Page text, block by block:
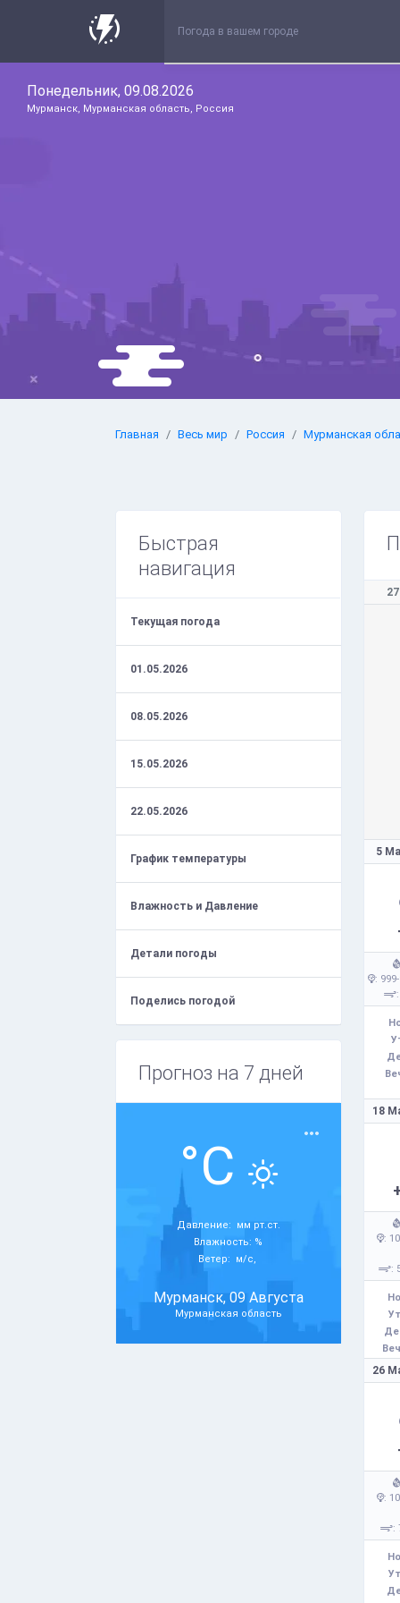
Понедельник, 09.08.2026
Мурманск, Мурманская область, Россия
Главная Весь мир Россия Мурманская
Быстрая
навигация
Текущая погода
01.05.2026
08.05.2026
15.05.2026
22.05.2026
График температуры
Влажность и Давление
Детали погоды
Поделись погодой
Прогноз на 7 дней
°C
Давление: мм рт.ст.
Влажность: %
Ветер: м/с,
Мурманск, 09 Августа
Мурманская область
5
:
18
:
:
26
:
: